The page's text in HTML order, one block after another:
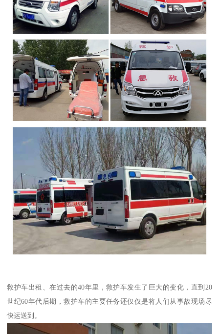
救护车出租、在过去的40年里，救护车发生了巨大的变化，直到20
世纪60年代后期，救护车的主要任务还仅仅是将人们从事故现场尽
快运送到。